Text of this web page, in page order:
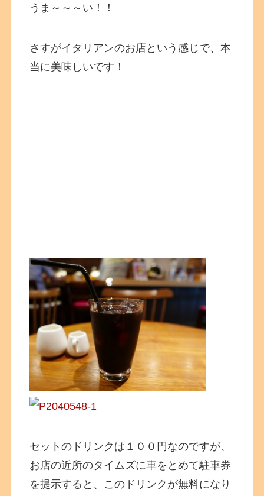
うま～～～い！！
さすがイタリアンのお店という感じで、本
当に美味しいです！
セットのドリンクは１００円なのですが、
お店の近所のタイムズに車をとめて駐車券
を提示すると、このドリンクが無料になり